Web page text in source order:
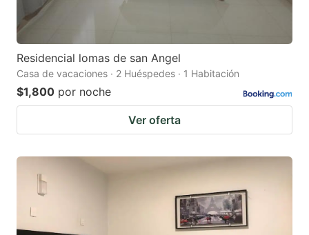
Residencial lomas de san Angel
Casa de vacaciones · 2 Huéspedes · 1 Habitación
$1,800 por noche
Ver oferta